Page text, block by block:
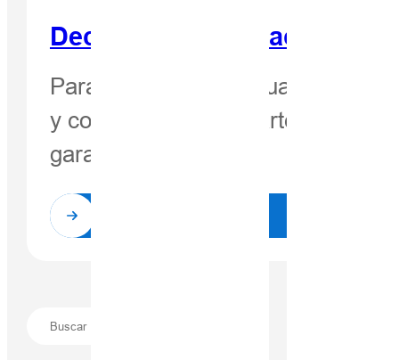
Declaraciones de
Para atender a los usuarios
y confiables, como parte de
garantizar…